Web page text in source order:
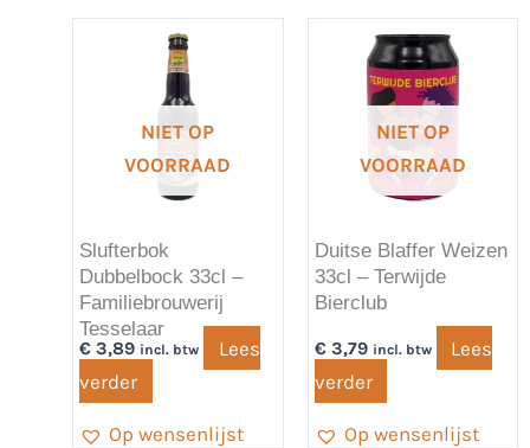
NIET OP
VOORRAAD
Slufterbok
Dubbelbock 33cl –
Familiebrouwerij
Tesselaar
€ 3,89 incl. btw
Lees
verder
Op wensenlijst
NIET OP
VOORRAAD
Duitse Blaffer Weizen
33cl – Terwijde
Bierclub
€3,79 incl. btw
Lees
verder
Op wensenlijst